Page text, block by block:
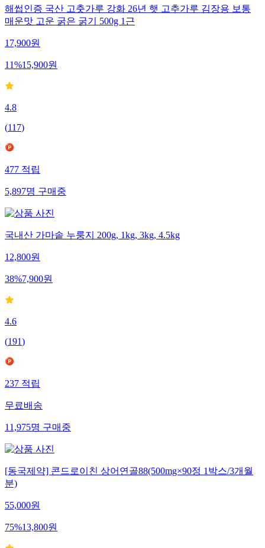
해썹인증 국산 고춧가루 강화 26년 햇 고추가루 김장용 보통
매운맛 고운 굵은 굵기 500g 1근
17,900원
11%15,900원
4.8
(117)
477적립
5,897명구매중
국내산 가마솥 누룽지 200g, 1kg, 3kg, 4.5kg
12,800원
38%7,900원
4.6
(191)
237적립
무료배송
11,975명구매중
[동국제약] 콘드로이친 상어연골88(500mg×90정 1박스/3개월
분)
55,000원
75%13,800원